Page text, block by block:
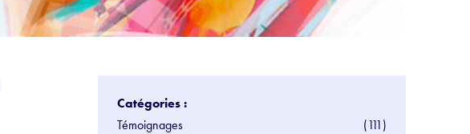
Catégories :
Témoignages
(111)